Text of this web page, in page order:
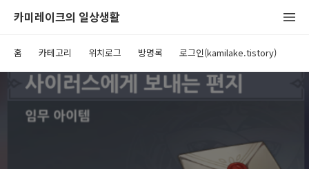
카미레이크의 일상생활
홈 카테고리 위치로그 방명록 로그인(kamilake.tistory)